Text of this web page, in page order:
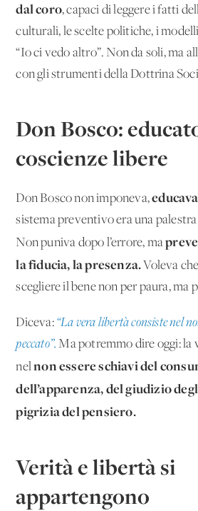
dal coro, capaci di leggere i fatti
culturali, le scelte politiche, i
“Io ci vedo altro”. Non da soli, ma
con gli strumenti della Dottrina
Don Bosco:
coscienze libere
Don Bosco non imponeva,
sistema preventivo era una
Non puniva dopo l’errore, ma
la fiducia, la presenza.Voleva
scegliere il bene non per paura, ma
Diceva: “La vera libertà consiste nel
peccato”. Ma potremmo dire oggi: la
nelnon essere schiavi del
dell’apparenza, del giudizio
pigrizia del pensiero.
Verità e libertà si
appartengono